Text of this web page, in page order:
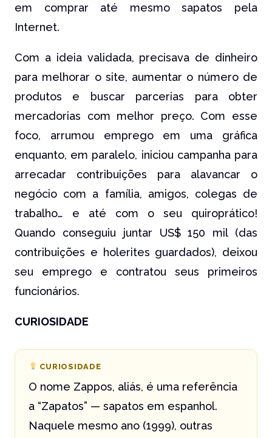
em comprar até mesmo sapatos pela
Internet.
Com a ideia validada, precisava de dinheiro
para melhorar o site, aumentar o número de
produtos e buscar parcerias para obter
mercadorias com melhor preço. Com esse
foco, arrumou emprego em uma gráfica
enquanto, em paralelo, iniciou campanha para
arrecadar contribuições para alavancar o
negócio com a família, amigos, colegas de
trabalho… e até com o seu quiroprático!
Quando conseguiu juntar US$ 150 mil (das
contribuições e holerites guardados), deixou
seu emprego e contratou seus primeiros
funcionários.
CURIOSIDADE
CURIOSIDADE
O nome Zappos, aliás, é uma referência
a “Zapatos” — sapatos em espanhol.
Naquele mesmo ano (1999), outras